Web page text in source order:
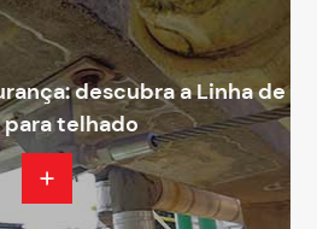
descubra a Linha de
telhado